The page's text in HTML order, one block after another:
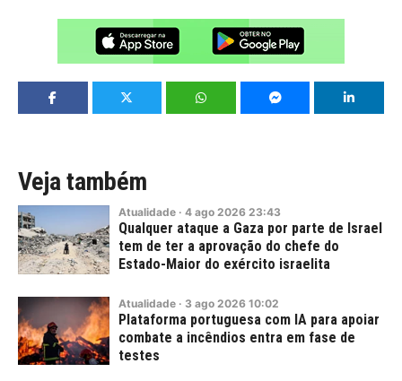
Veja também
Atualidade · 4 ago 2026 23:43
Qualquer ataque a Gaza por parte de Israel
tem de ter a aprovação do chefe do
Estado-Maior do exército israelita
Atualidade · 3 ago 2026 10:02
Plataforma portuguesa com IA para apoiar
combate a incêndios entra em fase de
testes